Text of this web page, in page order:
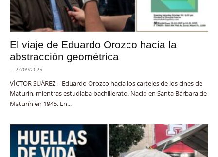
El viaje de Eduardo Orozco hacia la
abstracción geométrica
- 27/09/2025
VÍCTOR SUÁREZ - Eduardo Orozco hacía los carteles de los cines de
Maturín, mientras estudiaba bachillerato. Nació en Santa Bárbara de
Maturín en 1945. En...